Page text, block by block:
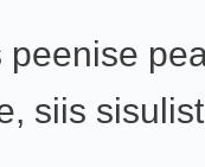
peenise
siis